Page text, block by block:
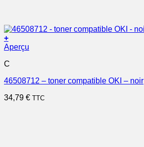
+
Aperçu
C
46508712 – toner compatible OKI – noir
34,79 € TTC